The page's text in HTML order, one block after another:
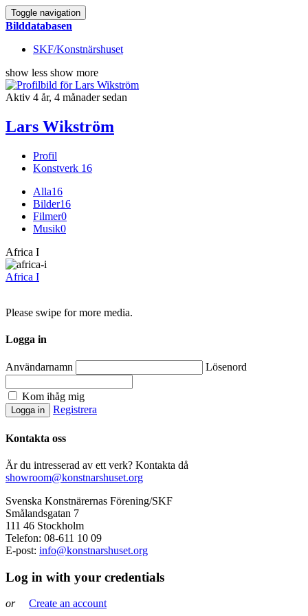
Toggle navigation
Bilddatabasen
SKF/Konstnärshuset
show less show more
Aktiv 4 år, 4 månader sedan
Lars Wikström
Profil
Konstverk 16
Alla16
Bilder16
Filmer0
Musik0
Africa I
Africa I
Please swipe for more media.
Logga in
Användarnamn Lösenord
Kom ihåg mig
Registrera
Kontakta oss
Är du intresserad av ett verk? Kontakta då
showroom@konstnarshuset.org
Svenska Konstnärernas Förening/SKF
Smålandsgatan 7
111 46 Stockholm
Telefon: 08-611 10 09
E-post: info@konstnarshuset.org
Log in with your credentials
or Create an account